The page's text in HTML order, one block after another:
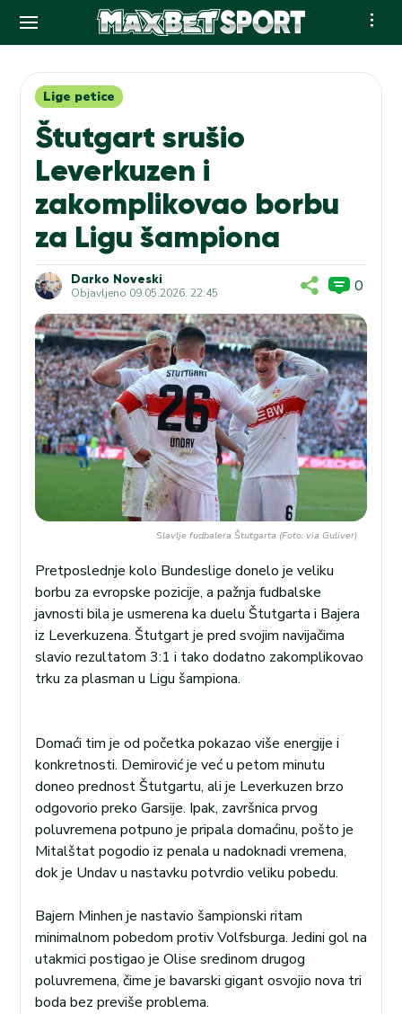
contentLige petice
Štutgart srušio
Leverkuzen i
zakomplikovao borbu
za Ligu šampiona
Darko Noveski
Objavljeno 09.05.2026. 22:45 0
Slavlje fudbalera Štutgarta (Foto: via Guliver)
Pretposlednje kolo Bundeslige donelo je veliku
borbu za evropske pozicije, a pažnja fudbalske
javnosti bila je usmerena ka duelu Štutgarta i Bajera
iz Leverkuzena. Štutgart je pred svojim navijačima
slavio rezultatom 3:1 i tako dodatno zakomplikovao
trku za plasman u Ligu šampiona.
Domaći tim je od početka pokazao više energije i
konkretnosti. Demirović je već u petom minutu
doneo prednost Štutgartu, ali je Leverkuzen brzo
odgovorio preko Garsije. Ipak, završnica prvog
poluvremena potpuno je pripala domaćinu, pošto je
Mitalštat pogodio iz penala u nadoknadi vremena,
dok je Undav u nastavku potvrdio veliku pobedu.
Bajern Minhen je nastavio šampionski ritam
minimalnom pobedom protiv Volfsburga. Jedini gol na
utakmici postigao je Olise sredinom drugog
poluvremena, čime je bavarski gigant osvojio nova tri
boda bez previše problema.